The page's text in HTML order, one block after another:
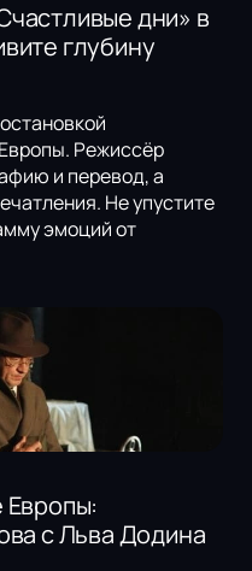
дни» в
глубину
Режиссёр
и перевод, а
Не упустите
эмоций от
Европы:
с Льва Додина